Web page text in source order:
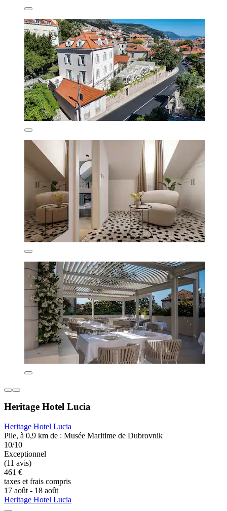
Heritage Hotel Lucia
Heritage Hotel Lucia
Pile, à 0,9 km de : Musée Maritime de Dubrovnik
10/10
Exceptionnel
(11 avis)
461 €
taxes et frais compris
17 août - 18 août
Heritage Hotel Lucia